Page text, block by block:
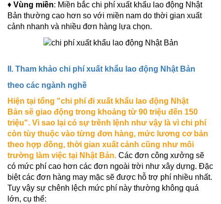
♦ Vùng miền: Miền bắc chi phí xuất khẩu lao động Nhật
Bản thường cao hơn so với miền nam do thời gian xuất
cảnh nhanh và nhiều đơn hàng lựa chọn.
II. Tham khảo chi phí xuất khẩu lao động Nhật Bản
theo các ngành nghề
Hiện tại tổng "chi phí đi xuất khẩu lao động Nhật
Bản sẽ giao động trong khoảng từ 90 triệu đến 150
triệu". Vì sao lại có sự trênh lệnh như vậy là vì chi phí
còn tùy thuộc vào từng đơn hàng, mức lương cơ bản
theo hợp đồng, thời gian xuất cảnh cũng như môi
trường làm việc tại Nhật Bản. Các đơn công xưởng sẽ
có mức phí cao hơn các đơn ngoài trời như xây dựng. Đặc
biệt các đơn hàng may mặc sẽ được hỗ trợ phí nhiều nhất.
Tuy vậy sự chênh lệch mức phí này thường không quá
lớn, cụ thể: